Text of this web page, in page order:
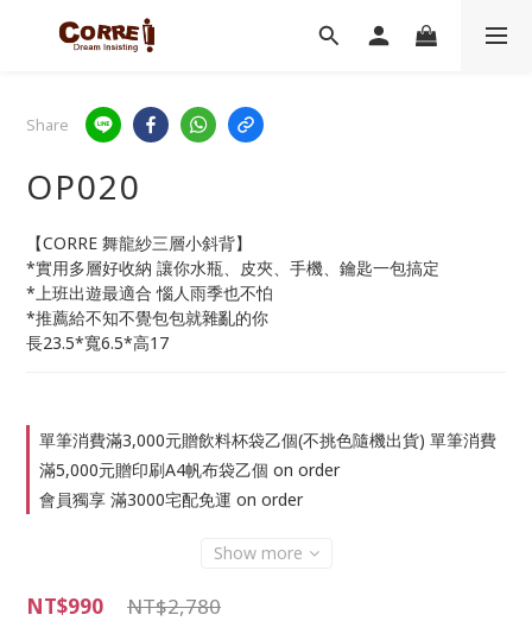
Share
OP020
【CORRE 舞龍紗三層小斜背】
*實用多層好收納 讓你水瓶、皮夾、手機、鑰匙一包搞定
*上班出遊最適合 惱人雨季也不怕
*推薦給不知不覺包包就雜亂的你
長23.5*寬6.5*高17
單筆消費滿3,000元贈飲料杯袋乙個(不挑色隨機出貨) 單筆消費
滿5,000元贈印刷A4帆布袋乙個 on order
會員獨享 滿3000宅配免運 on order
Show more
NT$2,780
NT$990